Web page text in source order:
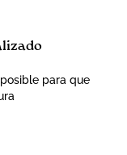
para que